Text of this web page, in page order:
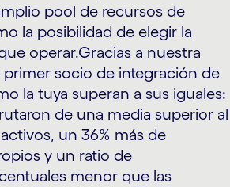
pool de recursos de
la posibilidad de elegir la
operar.Gracias a nuestra
socio de integración de
la tuya superan a sus iguales:
de una media superior al
un 36% más de
y un ratio de
menor que las